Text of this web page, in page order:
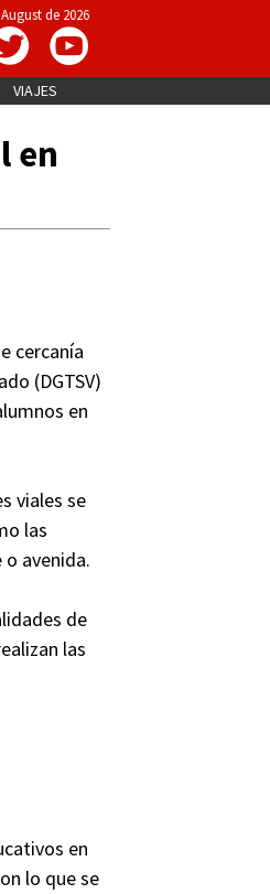
de 2026
VIAJES
en
cercanía
(DGTSV)
en
viales se
las
avenida.
de
las
en
lo que se